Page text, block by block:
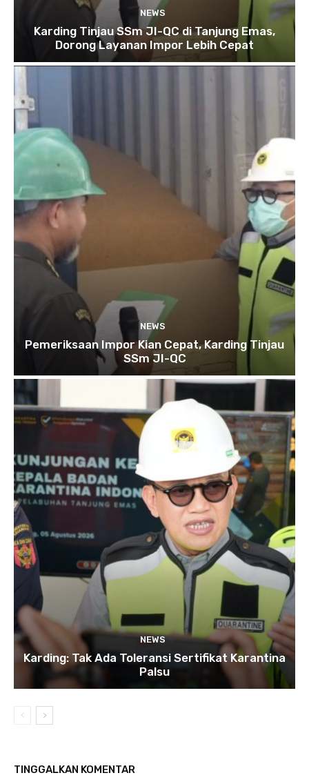
NEWS
Karding Tinjau SSm JI-QC di Tanjung Emas,
Dorong Layanan Impor Lebih Cepat
NEWS
Pemeriksaan Impor Kian Cepat, Karding Tinjau
SSm JI-QC
NEWS
Karding: Tak Ada Toleransi Sertifikat Karantina
Palsu
TINGGALKAN KOMENTAR